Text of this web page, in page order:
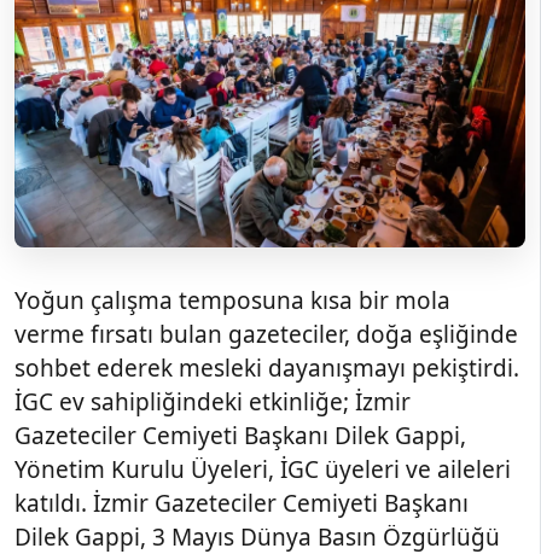
Yoğun çalışma temposuna kısa bir mola
verme fırsatı bulan gazeteciler, doğa eşliğinde
sohbet ederek mesleki dayanışmayı pekiştirdi.
İGC ev sahipliğindeki etkinliğe; İzmir
Gazeteciler Cemiyeti Başkanı Dilek Gappi,
Yönetim Kurulu Üyeleri, İGC üyeleri ve aileleri
katıldı. İzmir Gazeteciler Cemiyeti Başkanı
Dilek Gappi, 3 Mayıs Dünya Basın Özgürlüğü